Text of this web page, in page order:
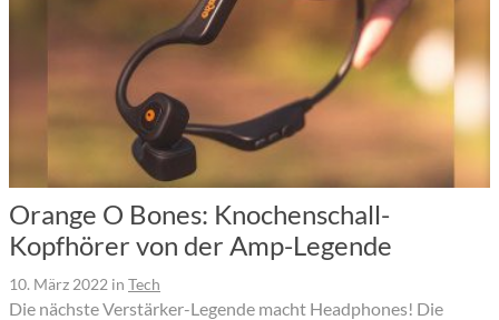
Orange O Bones: Knochenschall-
Kopfhörer von der Amp-Legende
10. März 2022 in Tech
Die nächste Verstärker-Legende macht Headphones! Die